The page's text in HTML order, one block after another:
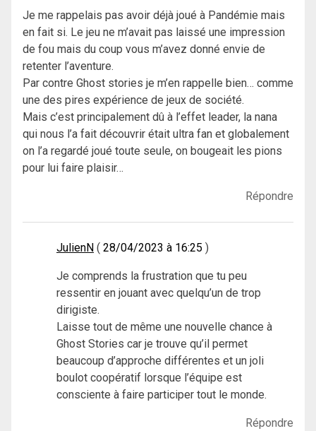
Je me rappelais pas avoir déjà joué à Pandémie mais
en fait si. Le jeu ne m’avait pas laissé une impression
de fou mais du coup vous m’avez donné envie de
retenter l’aventure.
Par contre Ghost stories je m’en rappelle bien… comme
une des pires expérience de jeux de société.
Mais c’est principalement dû à l’effet leader, la nana
qui nous l’a fait découvrir était ultra fan et globalement
on l’a regardé joué toute seule, on bougeait les pions
pour lui faire plaisir…
Répondre
JulienN 28/04/2023 à 16:25
Je comprends la frustration que tu peu
ressentir en jouant avec quelqu’un de trop
dirigiste.
Laisse tout de même une nouvelle chance à
Ghost Stories car je trouve qu’il permet
beaucoup d’approche différentes et un joli
boulot coopératif lorsque l’équipe est
consciente à faire participer tout le monde.
Répondre